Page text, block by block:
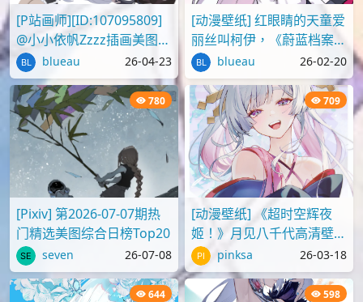
[P站画师][ID:107095809]
@小小依帆Zzzz插画美图作
品推荐blueau 26-04-23
[动漫壁纸] 红眼睛的天童爱
丽丝叫柯伊，《蔚蓝档案》
壁纸图片分享
blueau 26-02-20
780
[Pixiv] 第2026-07-07期热
门精选美图综合日榜Top20
seven 26-07-08
709
[动漫壁纸] 《超时空辉夜
姬！》月见八千代高清壁纸
图片 pinksa 26-03-18
644 598